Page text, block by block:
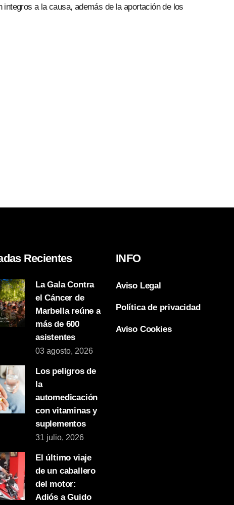
a la causa, además de la aportación de los
Recientes
La Gala Contra
el Cáncer de
Marbella reúne a
más de 600
asistentes
03 agosto, 2026
Los peligros de
la
automedicación
con vitaminas y
suplementos
31 julio, 2026
El último viaje
de un caballero
del motor:
Adiós a Guido
INFO
Aviso Legal
Política de privacidad
Aviso Cookies